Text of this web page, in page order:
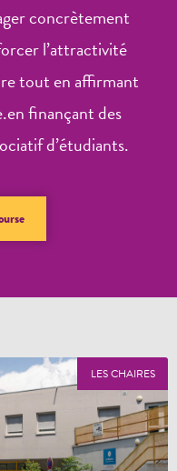
concrètement
l’attractivité
tout en affirmant
finançant des
d’étudiants.
LES CHAIRES